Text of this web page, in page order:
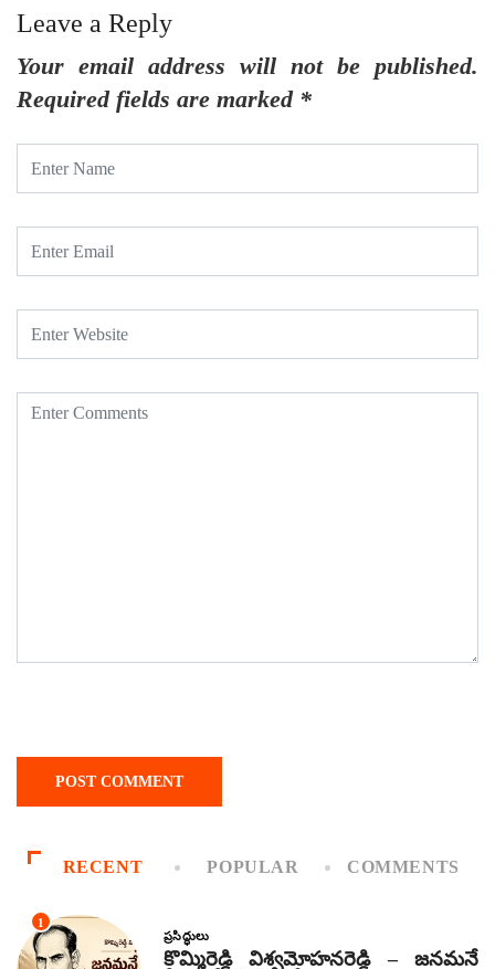
Leave a Reply
Your email address will not be published.
Required fields are marked *
RECENT POPULAR COMMENTS
1
ప్రసిద్ధులు
కొమ్మిరెడ్డి విశ్వమోహనరెడ్డి – జనమనే